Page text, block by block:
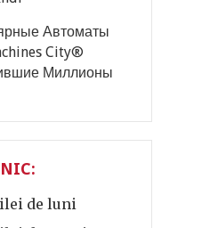
Автоматы
City®
Миллионы
de luni